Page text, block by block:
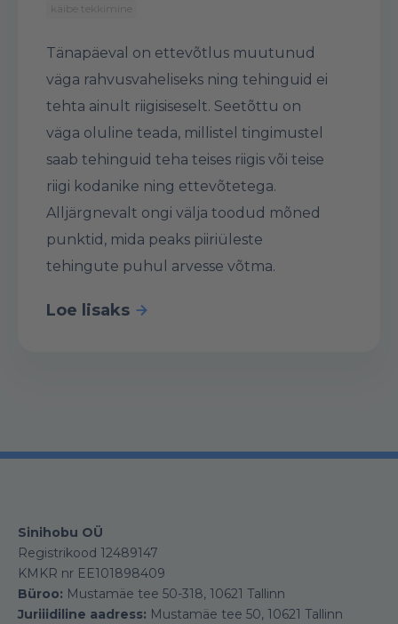
käibe tekkimine
Tänapäeval on ettevõtlus muutunud
väga rahvusvaheliseks ning tehinguid ei
tehta ainult riigisiseselt. Seetõttu on
väga oluline teada, millistel tingimustel
saab tehinguid teha teises riigis või teise
riigi kodanike ning ettevõtetega.
Alljärgnevalt ongi välja toodud mõned
punktid, mida peaks piiriüleste
tehingute puhul arvesse võtma.
Loe lisaks
Sinihobu OÜ
Registrikood 12489147
KMKR nr EE101898409
Büroo: Mustamäe tee 50-318, 10621 Tallinn
Juriiidiline aadress: Mustamäe tee 50, 10621 Tallinn